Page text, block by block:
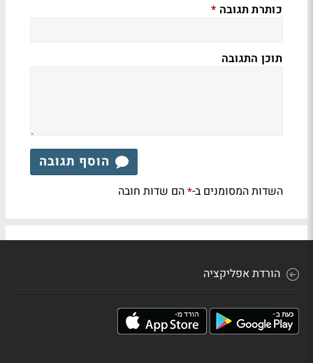
כותרת תגובה *
תוכן התגובה
הוסף תגובה
השדות המסומנים ב-*הם שדות חובה
הורדת אפליקציה